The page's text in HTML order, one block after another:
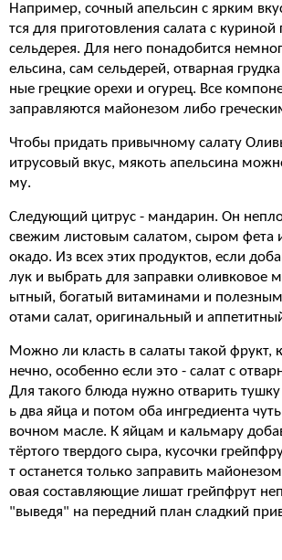
Например, сочный апельсин с ярким
тся для приготовления салата с
сельдерея. Для него понадобится
ельсина, сам сельдерей, отварная
ные грецкие орехи и огурец. Все
заправляются майонезом либо
Чтобы придать привычному салату
итрусовый вкус, мякоть апельсина
му.
Следующий цитрус - мандарин. Он
свежим листовым салатом, сыром фета
окадо. Из всех этих продуктов, если
лук и выбрать для заправки оливковое
ытный, богатый витаминами и
отами салат, оригинальный и
Можно ли класть в салаты такой фрукт,
нечно, особенно если это - салат с
Для такого блюда нужно отварить
ь два яйца и потом оба ингредиента
вочном масле. К яйцам и кальмару
тёртого твердого сыра, кусочки
т останется только заправить
овая составляющие лишат грейпфрут
"выведя" на передний план сладкий